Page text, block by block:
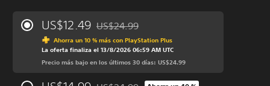
US$12.49 Rebajado del precio original de US$24.99
US$24.99
Ahorra un 10 % más con PlayStation Plus
La oferta finaliza el 13/8/2026 06:59 AM UTC
Precio más bajo en los últimos 30 días: US$24.99